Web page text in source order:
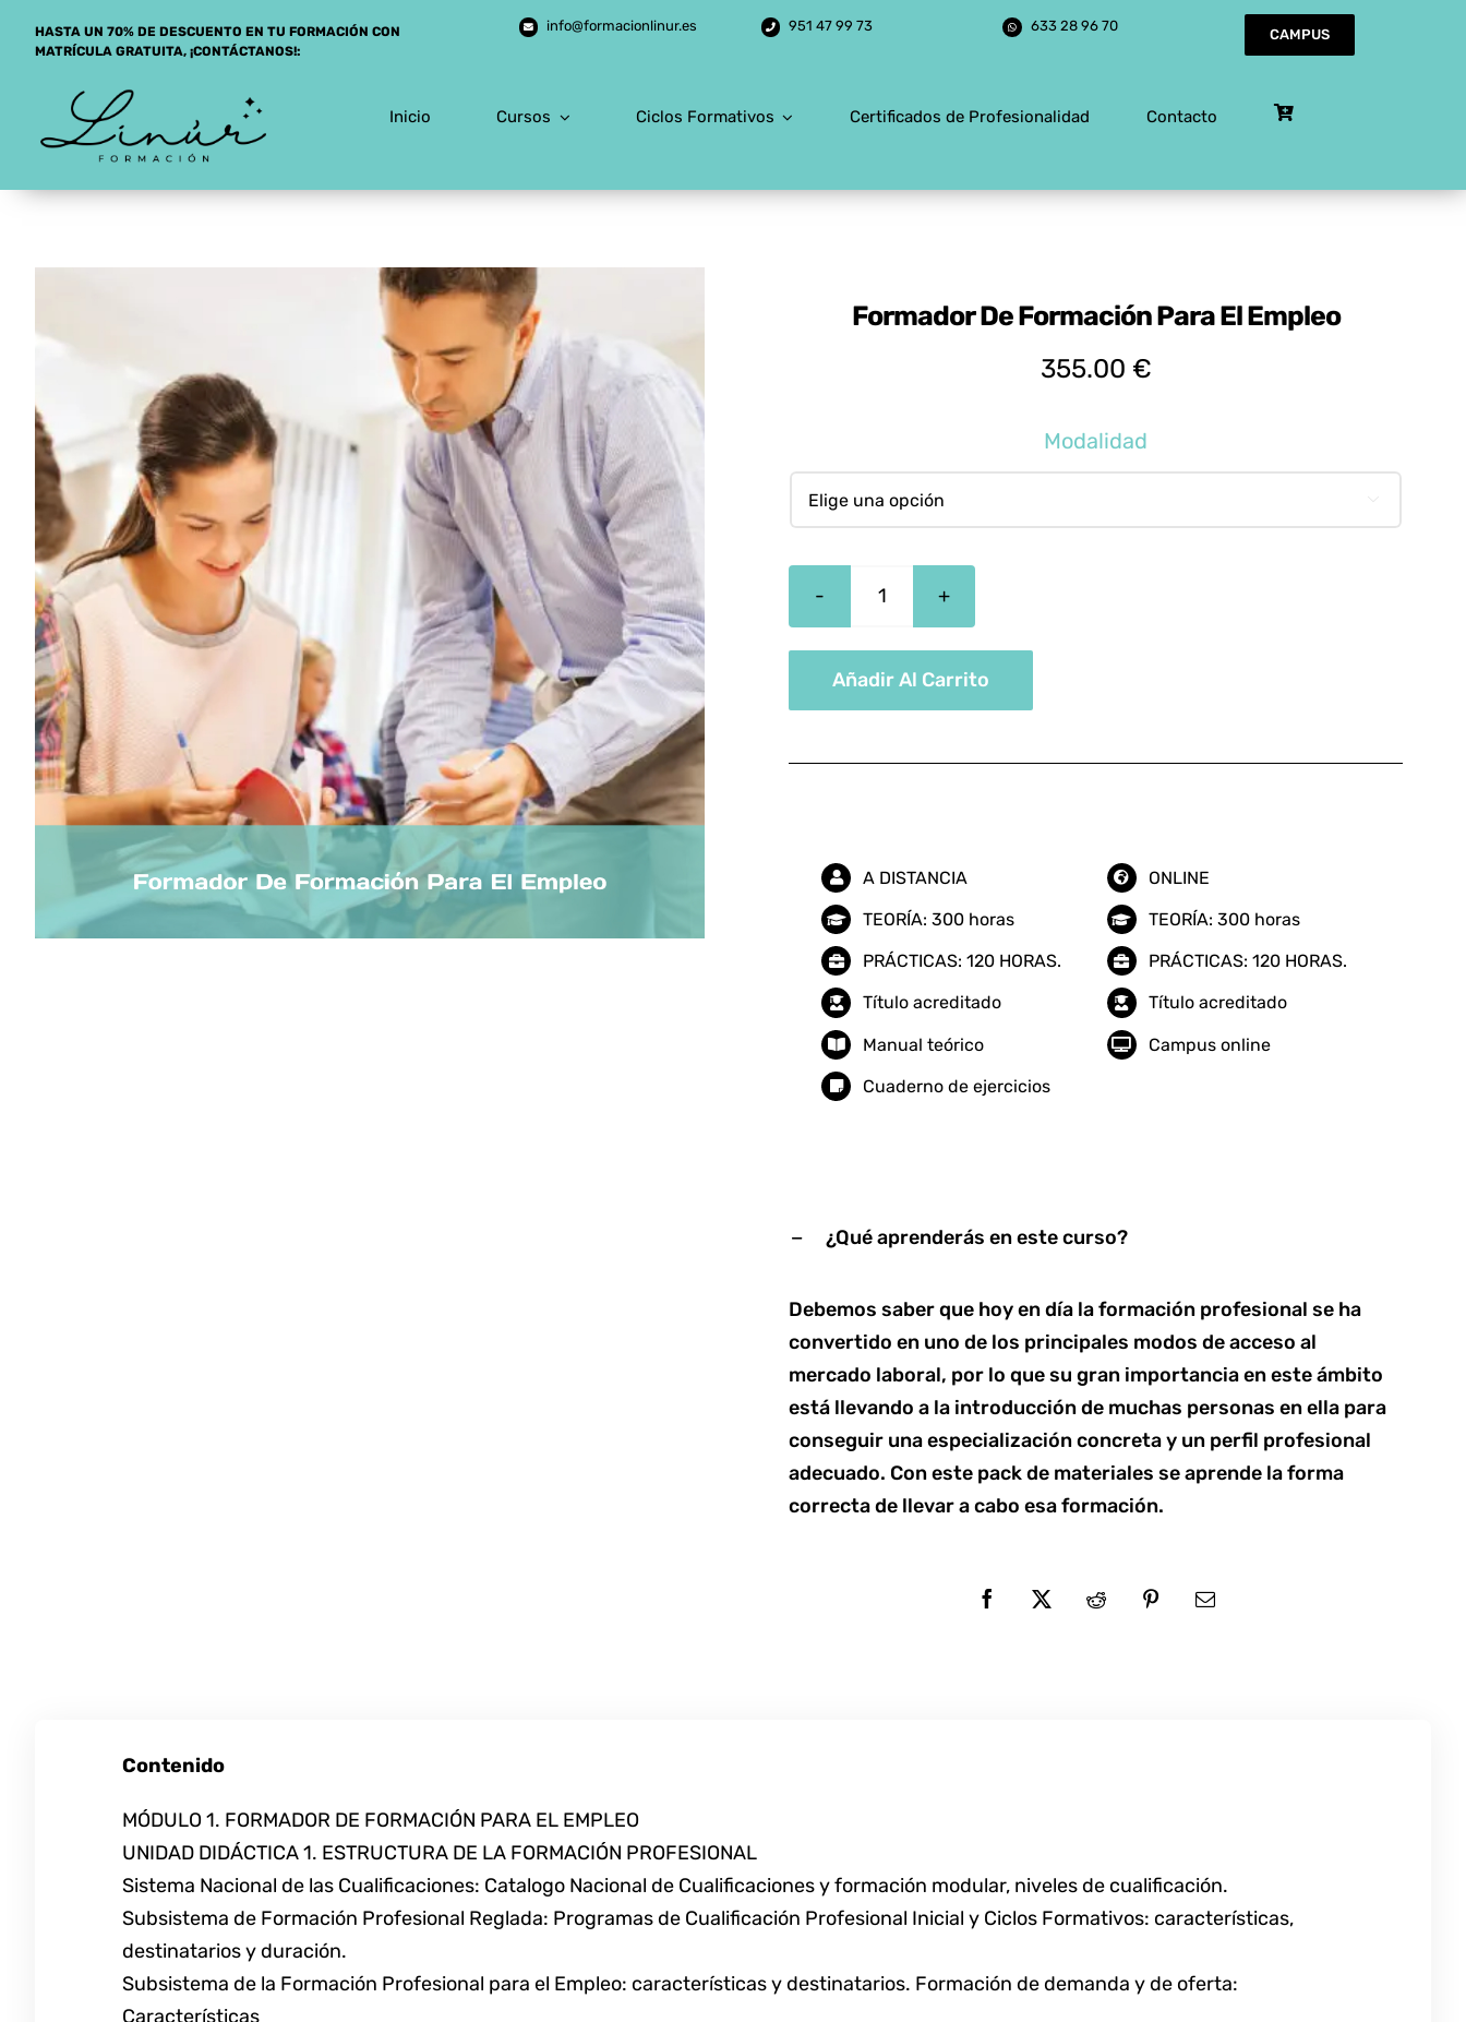
HASTA UN 70% DE DESCUENTO EN TU FORMACIÓN CON
MATRÍCULA GRATUITA, ¡CONTÁCTANOS!:
info@formacionlinur.es 951 47 99 73 633 28 96 70
CAMPUS
Inicio Cursos Ciclos Formativos Certificados de Profesionalidad Contacto
Formador De Formación Para El Empleo
355.00 €
Modalidad
Formación
Para
Añadir Al Carrito
A DISTANCIA
TEORÍA: 300 horas
PRÁCTICAS: 120 HORAS.
Título acreditado
Manual teórico
Cuaderno de ejercicios
ONLINE
TEORÍA: 300 horas
PRÁCTICAS: 120 HORAS.
Título acreditado
Campus online
¿Qué aprenderás en este curso?
Debemos saber que hoy en día la formación profesional se ha
convertido en uno de los principales modos de acceso al
mercado laboral, por lo que su gran importancia en este ámbito
está llevando a la introducción de muchas personas en ella para
conseguir una especialización concreta y un perfil profesional
adecuado. Con este pack de materiales se aprende la forma
correcta de llevar a cabo esa formación.
Contenido
MÓDULO 1. FORMADOR DE FORMACIÓN PARA EL EMPLEO
UNIDAD DIDÁCTICA 1. ESTRUCTURA DE LA FORMACIÓN PROFESIONAL
Sistema Nacional de las Cualificaciones: Catalogo Nacional de Cualificaciones y formación modular, niveles de cualificación.
Subsistema de Formación Profesional Reglada: Programas de Cualificación Profesional Inicial y Ciclos Formativos: características,
destinatarios y duración.
Subsistema de la Formación Profesional para el Empleo: características y destinatarios. Formación de demanda y de oferta:
Características